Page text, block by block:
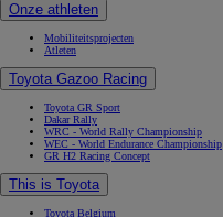
Onze athleten
Mobiliteitsprojecten
Atleten
Toyota Gazoo Racing
Toyota GR Sport
Dakar Rally
WRC - World Rally Championship
WEC - World Endurance Championship
GR H2 Racing Concept
This is Toyota
Toyota Belgium